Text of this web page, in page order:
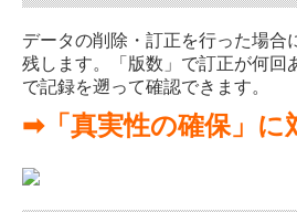
データの削除・訂正を行った場合
残します。
「版数」で訂正が何回
で記録を遡って確認できます。
➡「真実性の確保」に